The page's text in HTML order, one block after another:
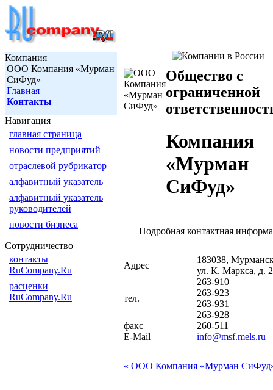
Компания
ООО Компания «Мурман
СиФуд»
Главная
Контакты
Навигация
главная страница
новости предприятий
отраслевой рубрикатор
алфавитный указатель
алфавитный указатель
руководителей
новости бизнеса
Сотрудничество
контакты
RuCompany.Ru
расценки
RuCompany.Ru
Общество с
ограниченной
Компания
«Мурман
СиФуд»
Подробная контактная
Адрес
183038,
ул. К. Маркса, д.
тел.
263-910
263-923
263-931
263-928
факс
260-511
E-Mail
info@msf.mels.ru
« ООО Компания «Мурман